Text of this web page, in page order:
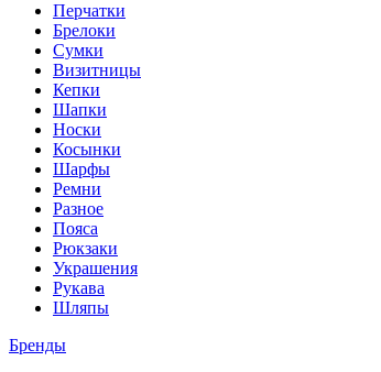
Перчатки
Брелоки
Сумки
Визитницы
Кепки
Шапки
Носки
Косынки
Шарфы
Ремни
Разное
Пояса
Рюкзаки
Украшения
Рукава
Шляпы
Бренды